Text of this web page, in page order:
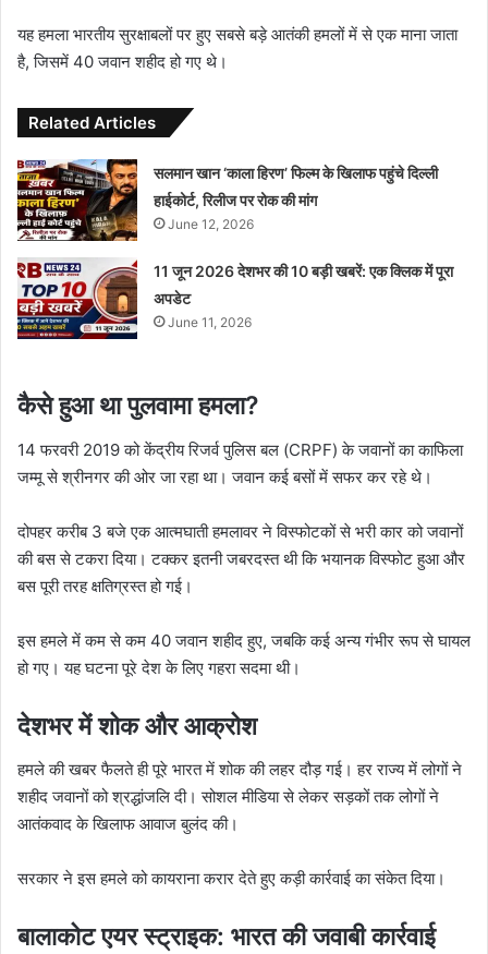
यह हमला भारतीय सुरक्षाबलों पर हुए सबसे बड़े आतंकी हमलों में से एक माना जाता
है, जिसमें 40 जवान शहीद हो गए थे।
Related Articles
सलमान खान ‘काला हिरण’ फिल्म के खिलाफ पहुंचे दिल्ली
हाईकोर्ट, रिलीज पर रोक की मांग
June 12, 2026
11 जून 2026 देशभर की 10 बड़ी खबरें: एक क्लिक में पूरा
अपडेट
June 11, 2026
कैसे हुआ था पुलवामा हमला?
14 फरवरी 2019 को केंद्रीय रिजर्व पुलिस बल (CRPF) के जवानों का काफिला
जम्मू से श्रीनगर की ओर जा रहा था। जवान कई बसों में सफर कर रहे थे।
दोपहर करीब 3 बजे एक आत्मघाती हमलावर ने विस्फोटकों से भरी कार को जवानों
की बस से टकरा दिया। टक्कर इतनी जबरदस्त थी कि भयानक विस्फोट हुआ और
बस पूरी तरह क्षतिग्रस्त हो गई।
इस हमले में कम से कम 40 जवान शहीद हुए, जबकि कई अन्य गंभीर रूप से घायल
हो गए। यह घटना पूरे देश के लिए गहरा सदमा थी।
देशभर में शोक और आक्रोश
हमले की खबर फैलते ही पूरे भारत में शोक की लहर दौड़ गई। हर राज्य में लोगों ने
शहीद जवानों को श्रद्धांजलि दी। सोशल मीडिया से लेकर सड़कों तक लोगों ने
आतंकवाद के खिलाफ आवाज बुलंद की।
सरकार ने इस हमले को कायराना करार देते हुए कड़ी कार्रवाई का संकेत दिया।
बालाकोट एयर स्ट्राइक: भारत की जवाबी कार्रवाई